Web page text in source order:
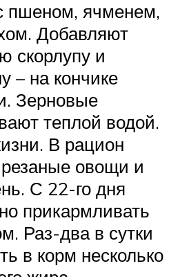
пшеном, ячменем,
Добавляют
скорлупу и
– на кончике
Зерновые
теплой водой.
В рацион
овощи и
С 22-го дня
прикармливать
Раз-два в сутки
в корм несколько